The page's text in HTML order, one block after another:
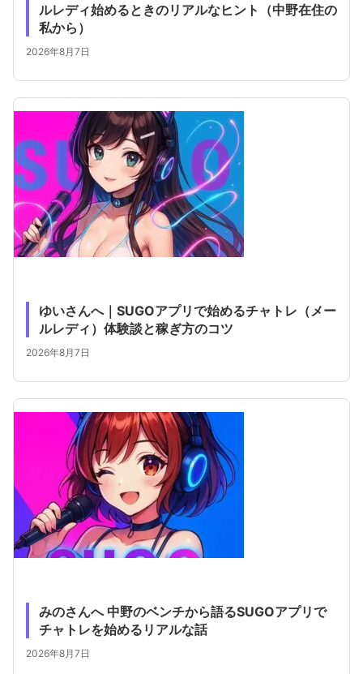
ルレディ始めるときのリアルなヒント（中野在住の
私から）
2026年8月7日
ゆいさんへ｜SUGOアプリで始めるチャトレ（メー
ルレディ）体験談と稼ぎ方のコツ
2026年8月7日
みのさんへ 中野のベンチから語るSUGOアプリで
チャトレを始めるリアルな話
2026年8月7日